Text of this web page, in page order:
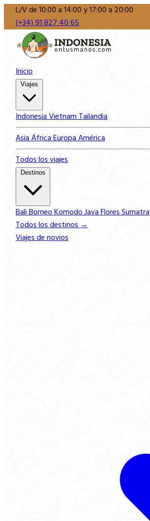
L/V de 10:00 a 14:00 y 17:00 a 20:00
(+34) 91 827 40 65
Inicio
IndonesiaVietnamTailandia
AsiaÁfricaEuropaAmérica
Todos los viajes
BaliBorneoKomodoJavaFloresSumatra
Todos los destinos →
Viajes de novios